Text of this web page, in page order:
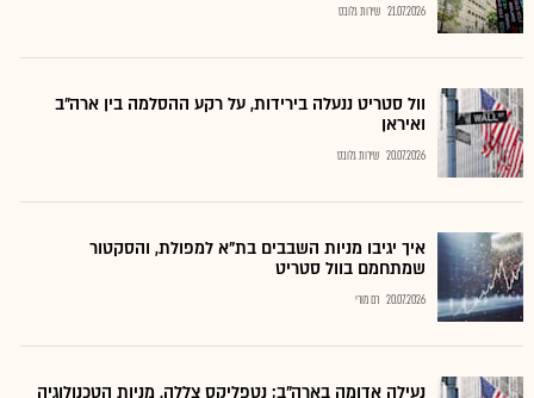
21.07.2026 שירות גלובס
וול סטריט ננעלה בירידות, על רקע ההסלמה בין ארה"ב
ואיראן
20.07.2026 שירות גלובס
איך יגיבו מניות השבבים בת"א למפולת, והסקטור
שמתחמם בוול סטריט
20.07.2026 רם מורי
נעילה אדומה בארה"ב; נטפליקס צללה, מניות הטכנולוגיה